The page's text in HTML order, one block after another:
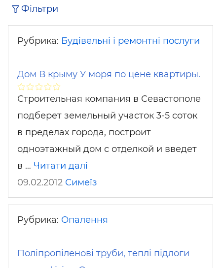
Фільтри
Рубрика: Будівельні і ремонтні послуги
Дом В крыму У моря по цене квартиры.
Строительная компания в Севастополе
подберет земельный участок 3-5 соток
в пределах города, построит
одноэтажный дом с отделкой и введет
в … Читати далі
09.02.2012 Симеїз
Рубрика: Опалення
Поліпропіленові труби, теплі підлоги